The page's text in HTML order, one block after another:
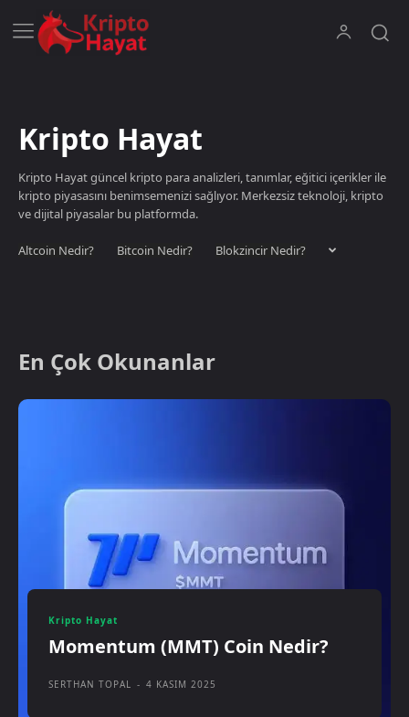
Kripto Hayat
Kripto Hayat güncel kripto para analizleri, tanımlar, eğitici içerikler ile
kripto piyasasını benimsemenizi sağlıyor. Merkezsiz teknoloji, kripto
ve dijital piyasalar bu platformda.
Altcoin Nedir? Bitcoin Nedir? Blokzincir Nedir?
En Çok Okunanlar
Kripto Hayat
Momentum (MMT) Coin Nedir?
SERTHAN TOPAL - 4 KASIM 2025